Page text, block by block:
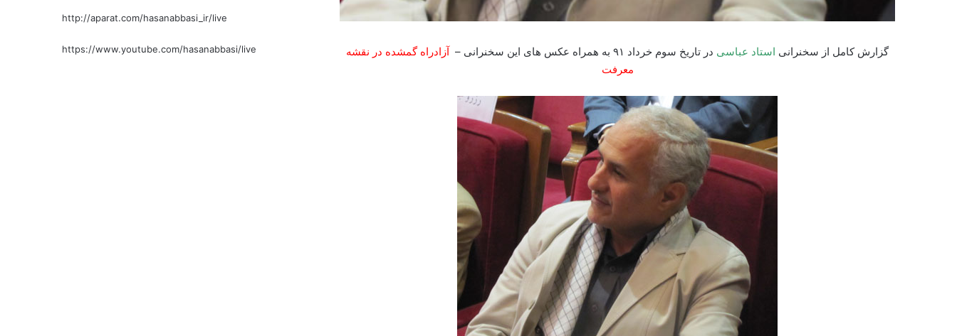
گزارش کامل از سخنرانی استاد عباسی در تاریخ سوم خرداد ۹۱ به همراه عکس های این سخنرانی –
آزادراه گمشده در نقشه
معرفت
http://aparat.com/hasanabbasi_ir/live
https://www.youtube.com/hasanabbasi/live